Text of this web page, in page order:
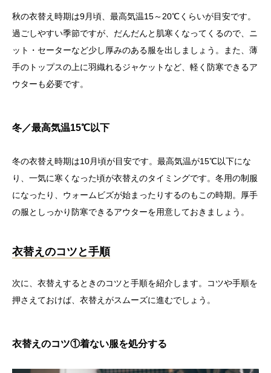
秋の衣替え時期は9月頃、最高気温15～20℃くらいが目安です。
過ごしやすい季節ですが、だんだんと肌寒くなってくるので、ニ
ット・セーターなど少し厚みのある服を出しましょう。また、薄
手のトップスの上に羽織れるジャケットなど、軽く防寒できるア
ウターも必要です。
冬／最高気温15℃以下
冬の衣替え時期は10月頃が目安です。最高気温が15℃以下にな
り、一気に寒くなった頃が衣替えのタイミングです。冬用の制服
になったり、ウォームビズが始まったりするのもこの時期。厚手
の服としっかり防寒できるアウターを用意しておきましょう。
衣替えのコツと手順
次に、衣替えするときのコツと手順を紹介します。コツや手順を
押さえておけば、衣替えがスムーズに進むでしょう。
衣替えのコツ①着ない服を処分する